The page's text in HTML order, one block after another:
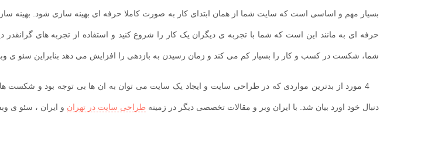
بسیار مهم و اساسی است که سایت شما از همان ابتدای کار به صورت کاملا حرفه ای بهینه سازی شود. بهینه
حرفه ای به مانند این است که شما با تجربه ی دیگران یک کار را شروع کنید و استفاده از تجربه های گرانقدر
شما، شکست در کسب و کار را بسیار کم می کند و زمان رسیدن به بازدهی را افزایش می دهد بنابراین سئو ی
4 مورد از بدترین مواردی که در طراحی سایت و ایجاد یک سایت می توان به ان ها بی توجه بود و شکست
دنبال خود اورد بیان شد. با ایران وبر و مقالات تخصصی دیگر در زمینه طراحی سایت در تهران و ایران ، سئو ی